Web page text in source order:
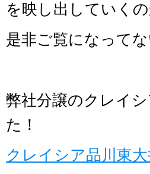
を映し出していく
是非ご覧になって
弊社分譲のクレイ
た！
クレイシア品川東